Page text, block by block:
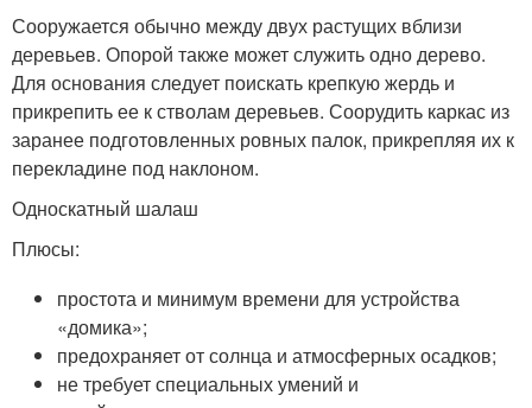
Сооружается обычно между двух растущих вблизи
деревьев. Опорой также может служить одно дерево.
Для основания следует поискать крепкую жердь и
прикрепить ее к стволам деревьев. Соорудить каркас из
заранее подготовленных ровных палок, прикрепляя их к
перекладине под наклоном.
Односкатный шалаш
Плюсы:
простота и минимум времени для устройства
«домика»;
предохраняет от солнца и атмосферных осадков;
не требует специальных умений и